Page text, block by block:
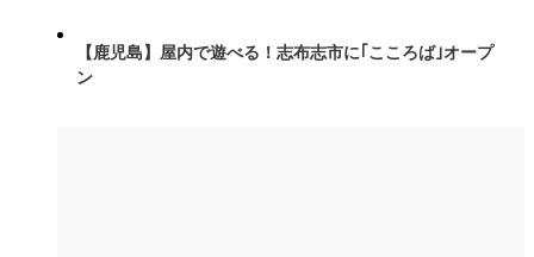
【鹿児島】屋内で遊べる！志布志市に｢こころば｣オープ
ン